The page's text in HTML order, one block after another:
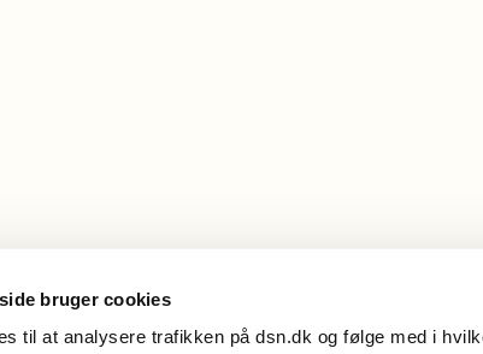
bruger cookies
til at analysere trafikken på dsn.dk og følge med i